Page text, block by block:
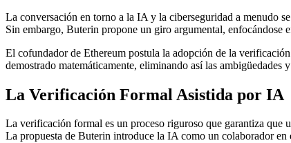
La conversación en torno a la IA y la ciberseguridad a menudo
Sin embargo, Buterin propone un giro argumental,
El cofundador de Ethereum postula la adopción de la
demostrado matemáticamente, eliminando así las
La Verificación Formal Asistida por IA
La verificación formal es un proceso riguroso que garantiza que
La propuesta de Buterin introduce la IA como un colaborador